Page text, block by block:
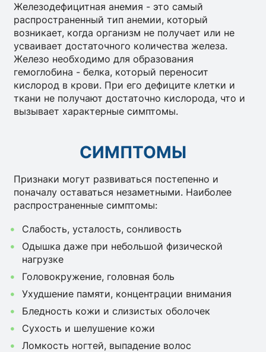
Железодефицитная анемия - это самый
распространенный тип анемии, который
возникает, когда организм не получает или не
усваивает достаточного количества железа.
Железо необходимо для образования
гемоглобина - белка, который переносит
кислород в крови. При его дефиците клетки и
ткани не получают достаточно кислорода, что и
вызывает характерные симптомы.
СИМПТОМЫ
Признаки могут развиваться постепенно и
поначалу оставаться незаметными. Наиболее
распространенные симптомы:
Слабость, усталость, сонливость
Одышка даже при небольшой физической
нагрузке
Головокружение, головная боль
Ухудшение памяти, концентрации внимания
Бледность кожи и слизистых оболочек
Сухость и шелушение кожи
Ломкость ногтей, выпадение волос